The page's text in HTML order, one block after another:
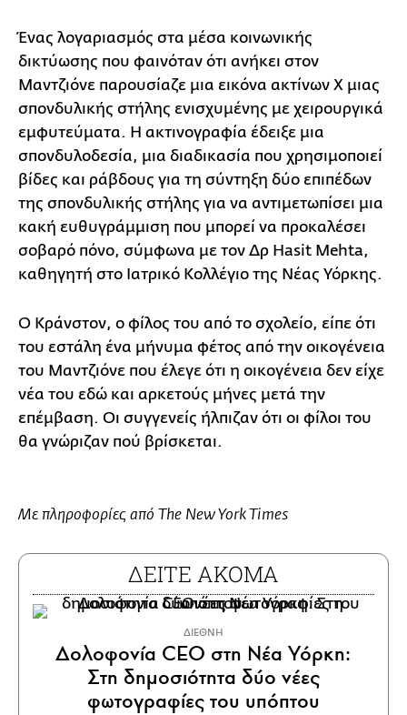
Ένας λογαριασμός στα μέσα κοινωνικής
δικτύωσης που φαινόταν ότι ανήκει στον
Μαντζιόνε παρουσίαζε μια εικόνα ακτίνων Χ μιας
σπονδυλικής στήλης ενισχυμένης με χειρουργικά
εμφυτεύματα. Η ακτινογραφία έδειξε μια
σπονδυλοδεσία, μια διαδικασία που χρησιμοποιεί
βίδες και ράβδους για τη σύντηξη δύο επιπέδων
της σπονδυλικής στήλης για να αντιμετωπίσει μια
κακή ευθυγράμμιση που μπορεί να προκαλέσει
σοβαρό πόνο, σύμφωνα με τον Δρ Hasit Mehta,
καθηγητή στο Ιατρικό Κολλέγιο της Νέας Υόρκης.
Ο Κράνστον, ο φίλος του από το σχολείο, είπε ότι
του εστάλη ένα μήνυμα φέτος από την οικογένεια
του Μαντζιόνε που έλεγε ότι η οικογένεια δεν είχε
νέα του εδώ και αρκετούς μήνες μετά την
επέμβαση. Οι συγγενείς ήλπιζαν ότι οι φίλοι του
θα γνώριζαν πού βρίσκεται.
Με πληροφορίες από The New York Times
ΔΕΙΤΕ ΑΚΟΜΑ
ΔΙΕΘΝΗ
Δολοφονία CEO στη Νέα Υόρκη:
Στη δημοσιότητα δύο νέες
φωτογραφίες του υπόπτου